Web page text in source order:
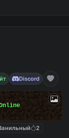
Discord
2